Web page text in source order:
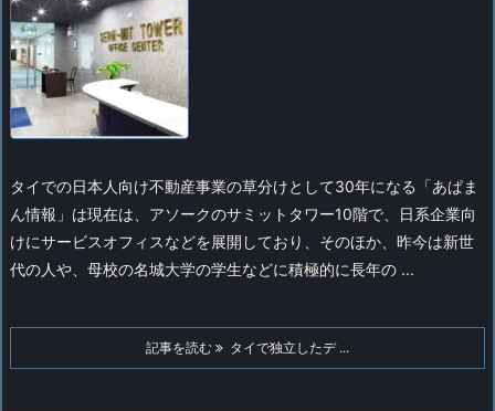
タイでの日本人向け不動産事業の草分けとして30年になる「あぱま
ん情報」は現在は、アソークのサミットタワー10階で、日系企業向
けにサービスオフィスなどを展開しており、そのほか、昨今は新世
代の人や、母校の名城大学の学生などに積極的に長年の ...
記事を読む タイで独立したデ ...